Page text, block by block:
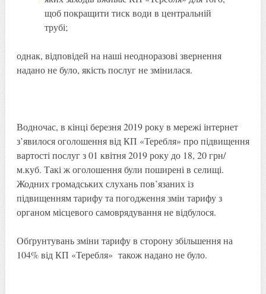
щоб покращити тиск води в центральній
трубі;
однак, відповідей на наші неодноразові звернення
надано не було, якість послуг не змінилася.
Водночас, в кінці березня 2019 року в мережі інтернет
з’явилося оголошення від КП «Теребля» про підвищення
вартості послуг з 01 квітня 2019 року до 18, 20 грн/
м.куб. Такі ж оголошення були поширені в селищі.
Жодних громадських слухань пов’язаних із
підвищенням тарифу та погодження змін тарифу з
органом місцевого самоврядування не відбулося.
Обґрунтувань зміни тарифу в сторону збільшення на
104% від КП «Теребля» також надано не було.